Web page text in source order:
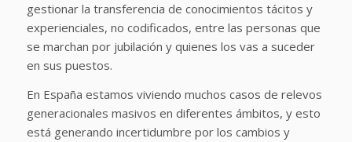
gestionar la transferencia de conocimientos tácitos y
experienciales, no codificados, entre las personas que
se marchan por jubilación y quienes los vas a suceder
en sus puestos.
En España estamos viviendo muchos casos de relevos
generacionales masivos en diferentes ámbitos, y esto
está generando incertidumbre por los cambios y